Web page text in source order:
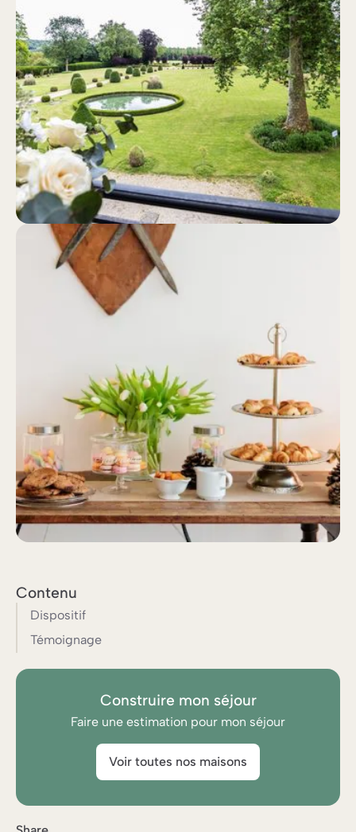
Contenu
Dispositif
Témoignage
Construire mon séjour
Faire une estimation pour mon séjour
Voir toutes nos maisons